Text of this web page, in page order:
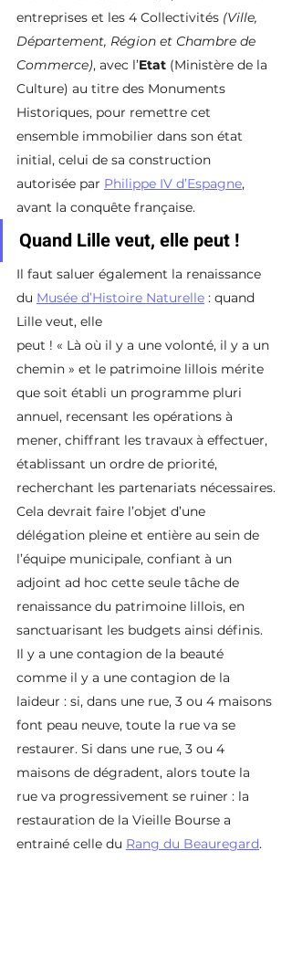
entreprises et les 4 Collectivités (Ville,
Département, Région et Chambre de
Commerce), avec l’Etat (Ministère de la
Culture) au titre des Monuments
Historiques, pour remettre cet
ensemble immobilier dans son état
initial, celui de sa construction
autorisée par Philippe IV d’Espagne,
avant la conquête française.
Quand Lille veut, elle peut !
Il faut saluer également la renaissance
du Musée d’Histoire Naturelle : quand
Lille veut, elle
peut ! « Là où il y a une volonté, il y a un
chemin » et le patrimoine lillois mérite
que soit établi un programme pluri
annuel, recensant les opérations à
mener, chiffrant les travaux à effectuer,
établissant un ordre de priorité,
recherchant les partenariats nécessaires.
Cela devrait faire l’objet d’une
délégation pleine et entière au sein de
l’équipe municipale, confiant à un
adjoint ad hoc cette seule tâche de
renaissance du patrimoine lillois, en
sanctuarisant les budgets ainsi définis.
Il y a une contagion de la beauté
comme il y a une contagion de la
laideur : si, dans une rue, 3 ou 4 maisons
font peau neuve, toute la rue va se
restaurer. Si dans une rue, 3 ou 4
maisons de dégradent, alors toute la
rue va progressivement se ruiner : la
restauration de la Vieille Bourse a
entrainé celle du Rang du Beauregard.